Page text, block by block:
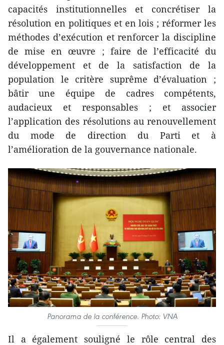
capacités institutionnelles et concrétiser la
résolution en politiques et en lois ; réformer les
méthodes d’exécution et renforcer la discipline
de mise en œuvre ; faire de l’efficacité du
développement et de la satisfaction de la
population le critère suprême d’évaluation ;
bâtir une équipe de cadres compétents,
audacieux et responsables ; et associer
l’application des résolutions au renouvellement
du mode de direction du Parti et à
l’amélioration de la gouvernance nationale.
Panorama de la conférence. Photo: VNA
Il a également souligné le rôle central des